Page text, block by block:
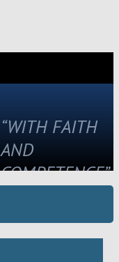
“WITH FAITH
AND
COMPETENCE”